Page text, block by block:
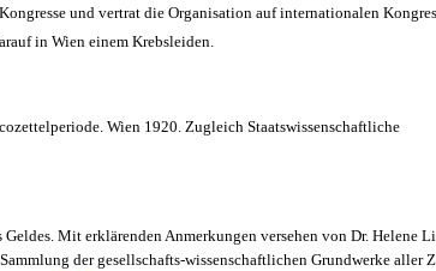
und vertrat die Organisation auf internationalen
in Wien einem Krebsleiden.
. Wien 1920. Zugleich Staatswissenschaftliche
Geldes. Mit erklärenden Anmerkungen versehen von Dr. Helene
der gesellschafts-wissenschaftlichen Grundwerke aller